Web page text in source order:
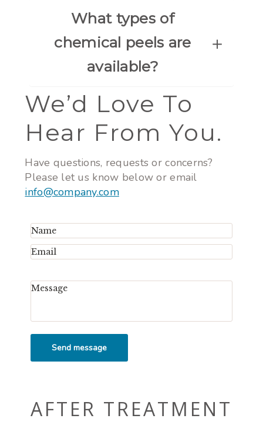
What types of
chemical peels are
available?
We’d Love To
Hear From You.
Have questions, requests or concerns?
Please let us know below or email
info@company.com
Send message
AFTER TREATMENT